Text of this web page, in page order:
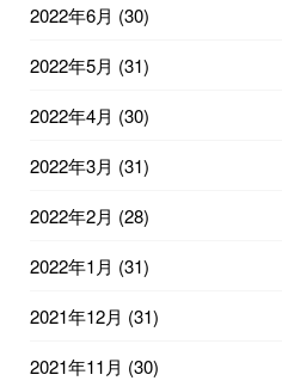
2022年6月 (30)
2022年5月 (31)
2022年4月 (30)
2022年3月 (31)
2022年2月 (28)
2022年1月 (31)
2021年12月 (31)
2021年11月 (30)